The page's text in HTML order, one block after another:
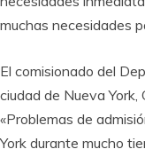
muchas necesidades
El comisionado del
ciudad de Nueva York,
«Problemas de
York durante mucho